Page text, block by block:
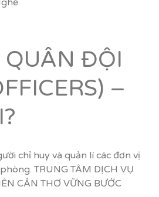
QUÂN ĐỘI
–
chỉ huy và quản lí các đơn vị
TRUNG TÂM DỊCH VỤ
CẦN THƠ VỮNG BƯỚC